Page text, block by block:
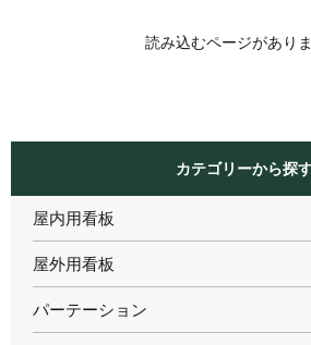
読み込むページがあり
カテゴリーから探
屋内用看板
屋外用看板
パーテーション